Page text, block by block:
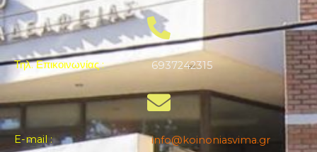
Τηλ. Επικοινωνίας : 6937242315
E-mail : info@koinoniasvima.gr